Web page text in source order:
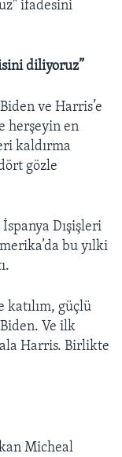
ifadesini
diliyoruz”
ve Harris’e
herşeyin en
kaldırma
gözle
Dışişleri
bu yılki
katılım, güçlü
Ve ilk
Harris. Birlikte
Micheal